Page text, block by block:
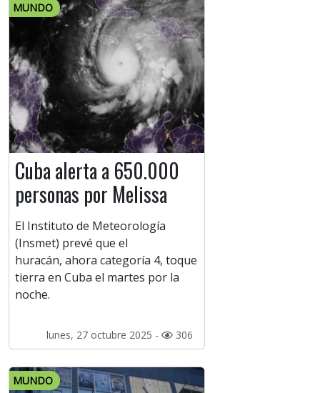
MUNDO
Cuba alerta a 650.000
personas por Melissa
El Instituto de Meteorología
(Insmet) prevé que el
huracán, ahora categoría 4, toque
tierra en Cuba el martes por la
noche.
lunes, 27 octubre 2025 - 306
MUNDO